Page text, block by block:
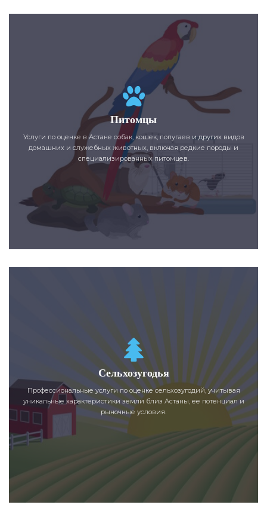
Питомцы
Услуги по оценке в Астане собак, кошек, попугаев и других видов
домашних и служебных животных, включая редкие породы и
специализированных питомцев.
Сельхозугодья
Профессиональные услуги по оценке сельхозугодий, учитывая
уникальные характеристики земли близ Астаны, ее потенциал и
рыночные условия.